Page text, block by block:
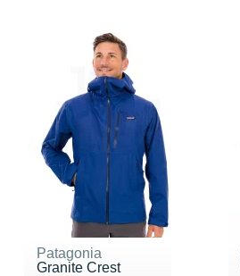
Patagonia
Granite Crest